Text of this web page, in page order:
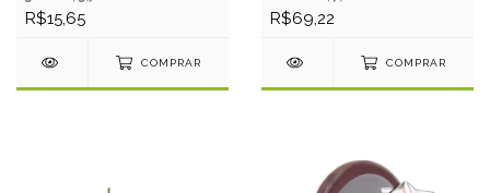
R$15,65
COMPRAR
R$69,22
COMPRAR